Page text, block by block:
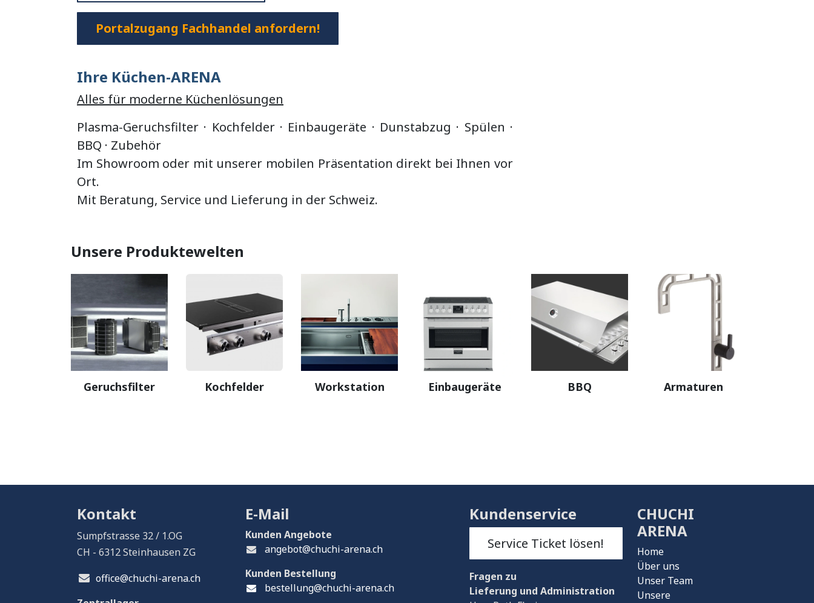
Portalzugang Fachhandel anfordern!
Ihre Küchen-ARENA
Alles für moderne Küchenlösungen
Plasma-Geruchsfilter · Kochfelder · Einbaugeräte · Dunstabzug · Spülen ·
BBQ · Zubehör
Im Showroom oder mit unserer mobilen Präsentation direkt bei Ihnen vor
Ort.
Mit Beratung, Service und Lieferung in der Schweiz.
Unsere Produktewelten
Geruchsfilter Kochfelder Workstation Einbaugeräte BBQ Armaturen
CHUCHI
ARENA
Home
Über uns
Unser Team
Unsere
Kontakt
Sumpfstrasse 32 / 1.OG
CH - 6312 Steinhausen ZG
office@chuchi-arena.ch
Kundenservice
Service Ticket lösen!
Fragen zu
Lieferung und Administration
E-Mail
Kunden Angebote
angebot@chuchi-arena.ch
Kunden Bestellung
bestellung@chuchi-arena.ch